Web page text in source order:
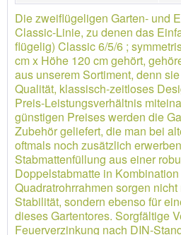
Die zweiflügeligen Garten- und
Classic-Linie, zu denen das
flügelig) Classic 6/5/6 ;
cm x Höhe 120 cm gehört,
aus unserem Sortiment, denn
Qualität, klassisch-zeitloses
Preis-Leistungsverhältnis
günstigen Preises werden die
Zubehör geliefert, die man bei
oftmals noch zusätzlich
Stabmattenfüllung aus einer
Doppelstabmatte in
Quadratrohrrahmen sorgen
Stabilität, sondern ebenso für
dieses Gartentores. Sorgfältige
Feuerverzinkung nach DIN-